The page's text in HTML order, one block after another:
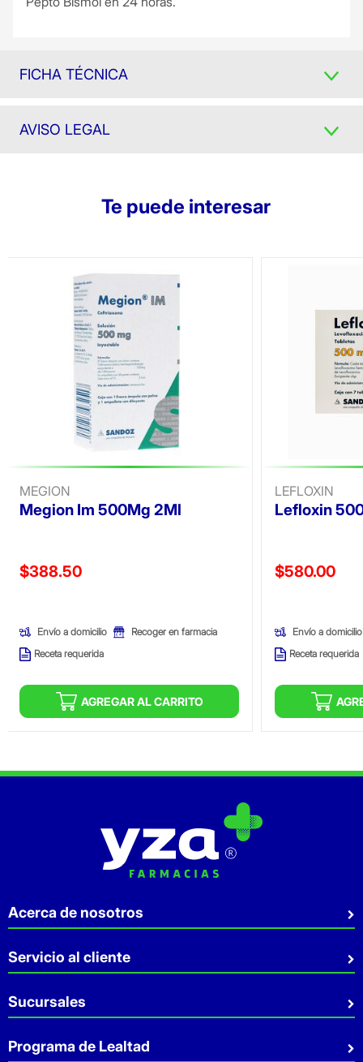
FICHA TÉCNICA
AVISO LEGAL
Te puede interesar
MEGION
Megion Im 500Mg 2Ml
Precio reducido de
$388.50
Envío a domicilio
Recoger en farmacia
Receta requerida
AGREGAR AL CARRITO
LEFLOXIN
Lefloxin
Precio
$580.00
Envío a domicilio
Receta requerida
Acerca de nosotros
Quiénes somos
Sostenibilidad
Aviso de privacidad
Servicio al cliente
Preguntas Frecuentes
Contacto
Facturación
Sucursales
Sucursales
Programa de Lealtad